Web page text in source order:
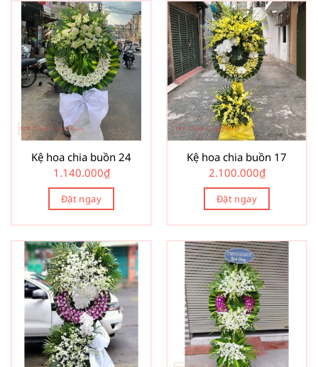
Kệ hoa chia buồn 24
1.140.000₫
Đặt ngay
Kệ hoa chia buồn 17
2.100.000₫
Đặt ngay